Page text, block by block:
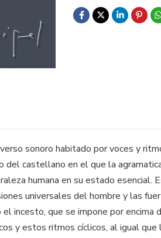
sonoro habitado por voces y
del castellano en el que la
humana en su estado
universales del hombre y las
incesto, que se impone por encima
y estos ritmos cíclicos, al igual